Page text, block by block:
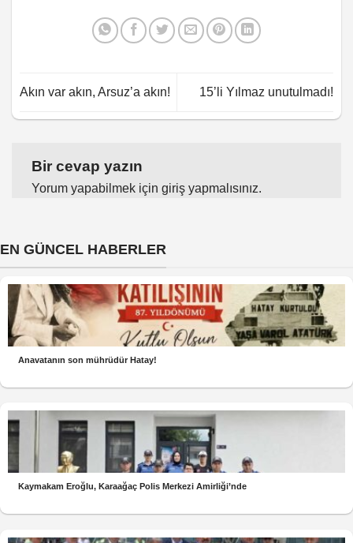
Akın var akın, Arsuz’a akın! 15’li Yılmaz unutulmadı!
Bir cevap yazın
Yorum yapabilmek için giriş yapmalısınız.
EN GÜNCEL HABERLER
Anavatanın son mührüdür Hatay!
Kaymakam Eroğlu, Karaağaç Polis Merkezi Amirliği’nde